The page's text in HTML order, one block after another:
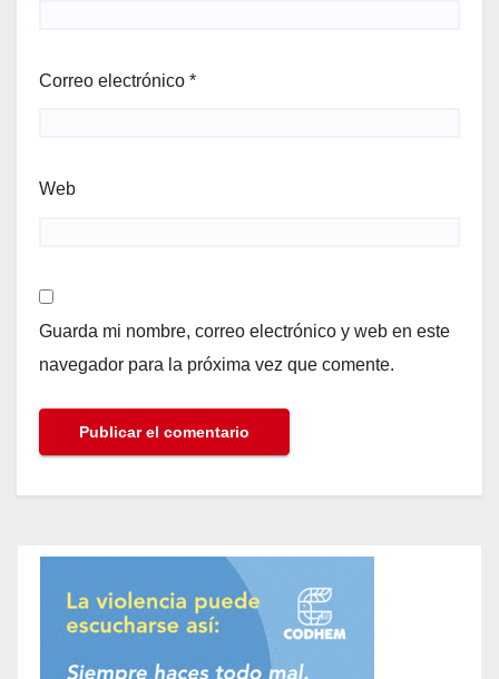
Correo electrónico *
Web
Guarda mi nombre, correo electrónico y web en este
navegador para la próxima vez que comente.